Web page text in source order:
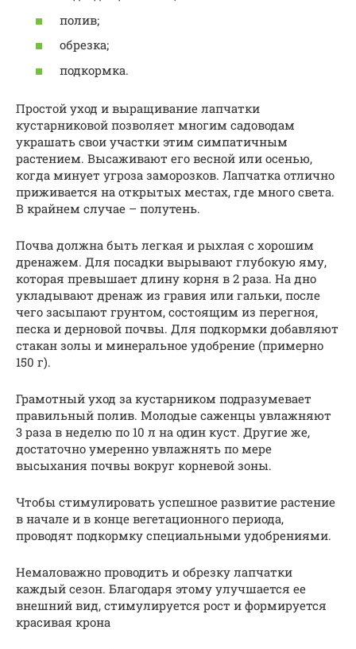
полив;
обрезка;
подкормка.
Простой уход и выращивание лапчатки
кустарниковой позволяет многим садоводам
украшать свои участки этим симпатичным
растением. Высаживают его весной или осенью,
когда минует угроза заморозков. Лапчатка отлично
приживается на открытых местах, где много света.
В крайнем случае – полутень.
Почва должна быть легкая и рыхлая с хорошим
дренажем. Для посадки вырывают глубокую яму,
которая превышает длину корня в 2 раза. На дно
укладывают дренаж из гравия или гальки, после
чего засыпают грунтом, состоящим из перегноя,
песка и дерновой почвы. Для подкормки добавляют
стакан золы и минеральное удобрение (примерно
150 г).
Грамотный уход за кустарником подразумевает
правильный полив. Молодые саженцы увлажняют
3 раза в неделю по 10 л на один куст. Другие же,
достаточно умеренно увлажнять по мере
высыхания почвы вокруг корневой зоны.
Чтобы стимулировать успешное развитие растение
в начале и в конце вегетационного периода,
проводят подкормку специальными удобрениями.
Немаловажно проводить и обрезку лапчатки
каждый сезон. Благодаря этому улучшается ее
внешний вид, стимулируется рост и формируется
красивая крона